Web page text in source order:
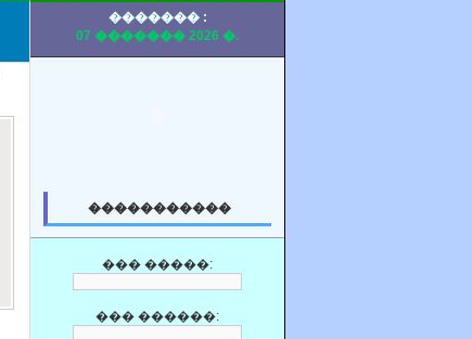
������� :
07 ������� 2026 �.
�����������
��� �����:
��� ������: